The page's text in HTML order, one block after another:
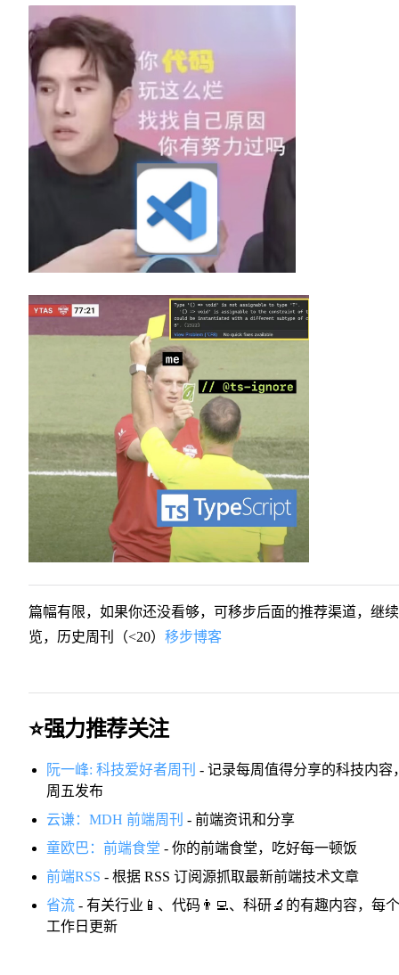
篇幅有限，如果你还没看够，可移步后面的推荐渠道，继
览，历史周刊（<20） 移步博客
⭐️强力推荐关注
阮一峰: 科技爱好者周刊 - 记录每周值得分享的科技内容
周五发布
云谦：MDH 前端周刊 - 前端资讯和分享
童欧巴：前端食堂 - 你的前端食堂，吃好每一顿饭
前端RSS - 根据 RSS 订阅源抓取最新前端技术文章
省流 - 有关行业📱、代码👨‍💻、科研🔬的有趣内容，每个
工作日更新